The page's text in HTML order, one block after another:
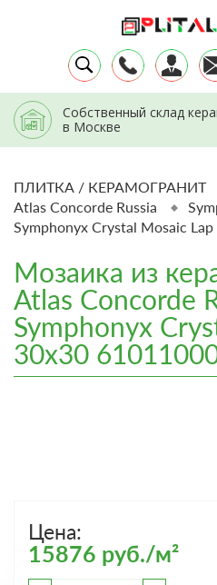
Собственный склад
в Москве
ПЛИТКА / КЕРАМОГРАНИТ
Atlas Concorde Russia
Symphonyx Crystal Mosaic
Мозаика из
Atlas Concorde
Symphonyx
30x30
Цена:
15876 руб./м²